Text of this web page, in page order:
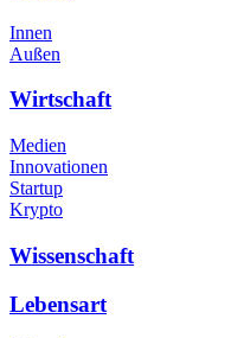
Innen
Außen
Wirtschaft
Medien
Innovationen
Startup
Krypto
Wissenschaft
Lebensart